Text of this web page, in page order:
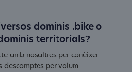
dominis .bike o
territorials?
amb nosaltres per conèixer
descomptes per volum